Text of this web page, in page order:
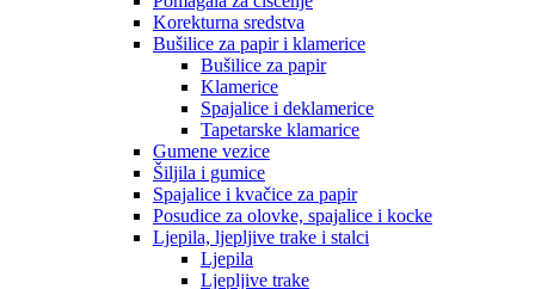
Korekturna sredstva
Bušilice za papir i klamerice
Bušilice za papir
Klamerice
Spajalice i deklamerice
Tapetarske klamarice
Gumene vezice
Šiljila i gumice
Spajalice i kvačice za papir
Posudice za olovke, spajalice i kocke
Ljepila, ljepljive trake i stalci
Ljepila
Ljepljive trake